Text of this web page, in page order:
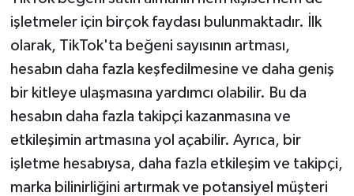
işletmeler için birçok faydası bulunmaktadır. İlk
olarak, TikTok'ta beğeni sayısının artması,
hesabın daha fazla keşfedilmesine ve daha geniş
bir kitleye ulaşmasına yardımcı olabilir. Bu da
hesabın daha fazla takipçi kazanmasına ve
etkileşimin artmasına yol açabilir. Ayrıca, bir
işletme hesabıysa, daha fazla etkileşim ve takipçi,
marka bilinirliğini artırmak ve potansiyel müşteri